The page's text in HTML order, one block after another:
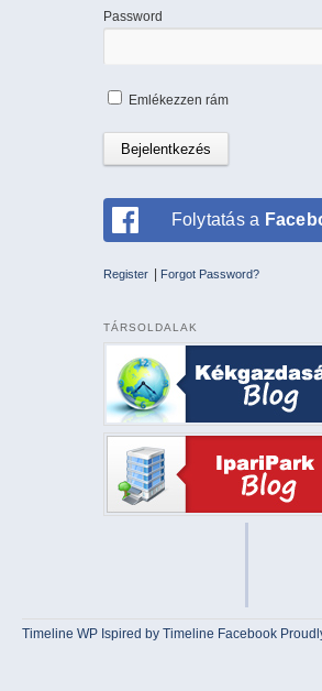
Password
Emlékezzen rám
Folytatás a
Register Forgot Password?
TÁRSOLDALAK
Timeline WP Ispired byTimeline Facebook